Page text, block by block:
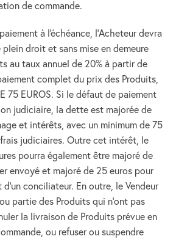
de commande.
à l'échéance, l’Acheteur devra
plein droit et sans mise en demeure
au taux annuel de 20% à partir de
complet du prix des Produits,
75 EUROS. Si le défaut de paiement
judiciaire, la dette est majorée de
et intérêts, avec un minimum de 75
judiciaires. Outre cet intérêt, le
pourra également être majoré de
envoyé et majoré de 25 euros pour
conciliateur. En outre, le Vendeur
partie des Produits qui n’ont pas
la livraison de Produits prévue en
ou refuser ou suspendre